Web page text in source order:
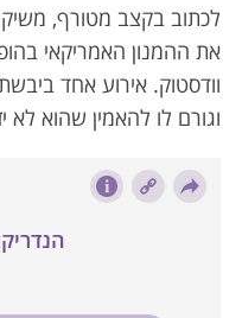
לכתוב בקצב מטורף,
את ההמנון האמריקאי
וודסטוק. אירוע אחד
וגורם לו להאמין שהוא לא